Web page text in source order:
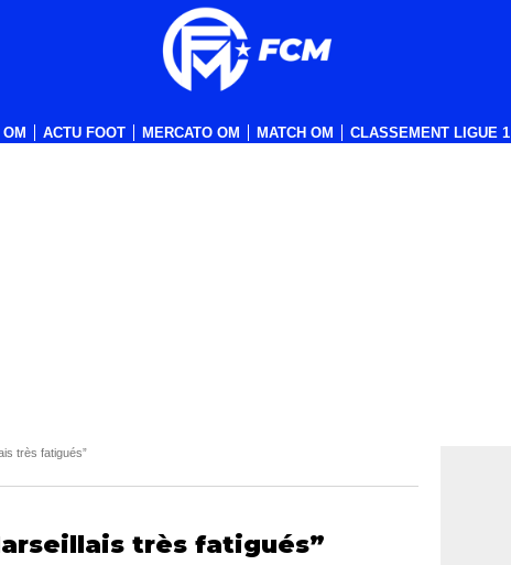
ACTU FOOT MERCATO OM MATCH OM CLASSEMENT LIGUE 1
très fatigués”
très fatigués”